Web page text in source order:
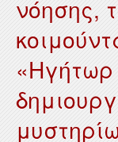
νόησης,
«Ηγήτωρ